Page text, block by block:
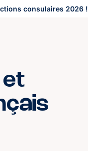
consulaires 2026 !
et